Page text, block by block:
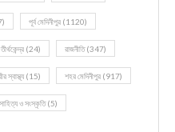
পূর্ব মেদিনীপুর (1120)
(24) রাজনীতি(347)
স্বাস্থ্য (15) শহর মেদিনীপুর (917)
সাহিত্য ও সংস্কৃতি(5)